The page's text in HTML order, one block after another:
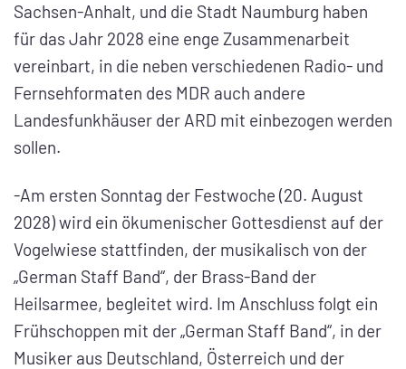
Sachsen-Anhalt, und die Stadt Naumburg haben
für das Jahr 2028 eine enge Zusammenarbeit
vereinbart, in die neben verschiedenen Radio- und
Fernsehformaten des MDR auch andere
Landesfunkhäuser der ARD mit einbezogen werden
sollen.
-Am ersten Sonntag der Festwoche (20. August
2028) wird ein ökumenischer Gottesdienst auf der
Vogelwiese stattfinden, der musikalisch von der
„German Staff Band“, der Brass-Band der
Heilsarmee, begleitet wird. Im Anschluss folgt ein
Frühschoppen mit der „German Staff Band“, in der
Musiker aus Deutschland, Österreich und der